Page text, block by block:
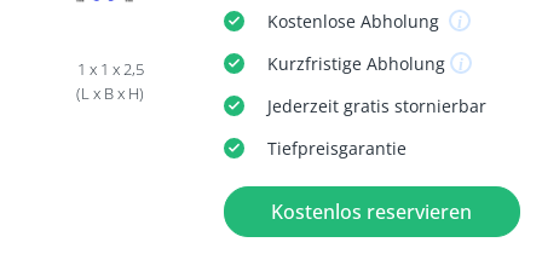
1 x 1 x 2,5
(L x B x H)
KostenloseAbholung
KurzfristigeAbholung
Jederzeit gratis stornierbar
Tiefpreisgarantie
Kostenlos reservieren